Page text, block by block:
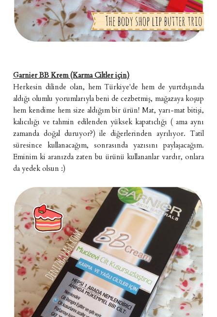
Garnier BB Krem (Karma Ciltler için)
Herkesin dilinde olan, hem Türkiye'de hem de yurtdışında
aldığı olumlu yorumlarıyla beni de cezbetmiş, mağazaya koşup
hem kendime hem size aldığım bir ürün! Mat, yarı-mat bitişi,
kalıcılığı ve tahmin edilenden yüksek kapatıclığı ( ama aynı
zamanda doğal duruyor?) ile diğerlerinden ayrılıyor. Tatil
süresince kullanacağım, sonrasında yazısını paylaşacağım.
Eminim ki aranızda zaten bu ürünü kullananlar vardır, onlara
da yedek olsun :)